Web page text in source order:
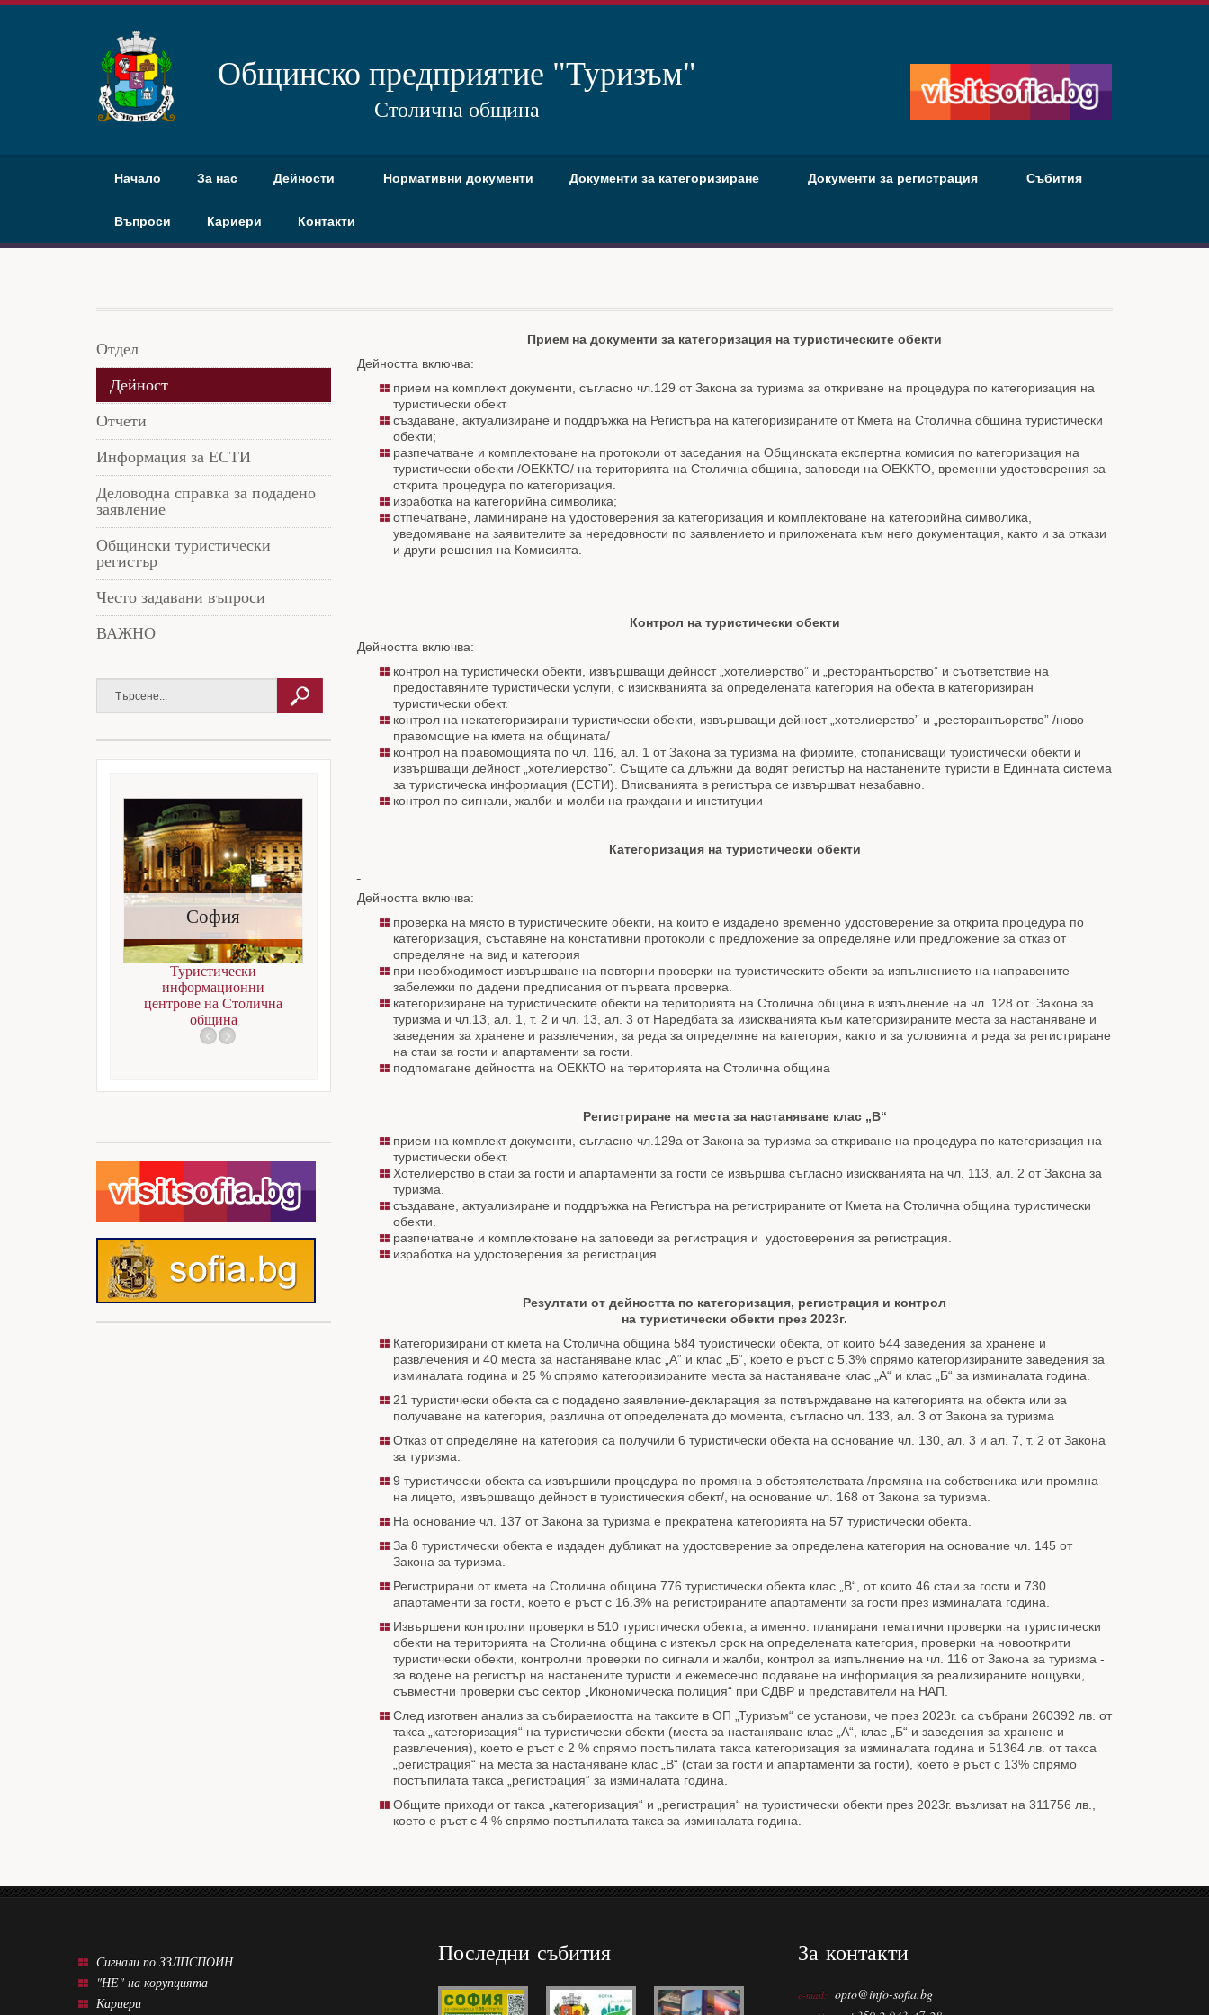
Общинско предприятие "Туризъм"
Столична община
Начало За нас Дейности Нормативни документи Документи за категоризиране Документи за регистрация Събития
Въпроси Кариери Контакти
Отдел
Дейност
Отчети
Информация за ЕСТИ
Деловодна справка за подадено
заявление
Общински туристически
регистър
Често задавани въпроси
ВАЖНО
София Ларго ЧитАлнЯта
Туристически
информационни
центрове на Столична
община
Прием на документи за категоризация на туристическите обекти
Дейността включва:
прием на комплект документи, съгласно чл.129 от Закона за туризма за откриване на процедура по категоризация на
туристически обект
създаване, актуализиране и поддръжка на Регистъра на категоризираните от Кмета на Столична община туристически
обекти;
разпечатване и комплектоване на протоколи от заседания на Общинската експертна комисия по категоризация на
туристически обекти /ОЕККТО/ на територията на Столична община, заповеди на ОЕККТО, временни удостоверения за
открита процедура по категоризация.
изработка на категорийна символика;
отпечатване, ламиниране на удостоверения за категоризация и комплектоване на категорийна символика,
уведомяване на заявителите за нередовности по заявлението и приложената към него документация, както и за откази
и други решения на Комисията.
Контрол на туристически обекти
Дейността включва:
контрол на туристически обекти, извършващи дейност „хотелиерство” и „ресторантьорство” и съответствие на
предоставяните туристически услуги, с изискванията за определената категория на обекта в категоризиран
туристически обект.
контрол на некатегоризирани туристически обекти, извършващи дейност „хотелиерство” и „ресторантьорство” /ново
правомощие на кмета на общината/
контрол на правомощията по чл. 116, ал. 1 от Закона за туризма на фирмите, стопанисващи туристически обекти и
извършващи дейност „хотелиерство”. Същите са длъжни да водят регистър на настанените туристи в Единната система
за туристическа информация (ЕСТИ). Вписванията в регистъра се извършват незабавно.
контрол по сигнали, жалби и молби на граждани и институции
Категоризация на туристически обекти
Дейността включва:
проверка на място в туристическите обекти, на които е издадено временно удостоверение за открита процедура по
категоризация, съставяне на констативни протоколи с предложение за определяне или предложение за отказ от
определяне на вид и категория
при необходимост извършване на повторни проверки на туристическите обекти за изпълнението на направените
забележки по дадени предписания от първата проверка.
категоризиране на туристическите обекти на територията на Столична община в изпълнение на чл. 128 от Законa за
туризма и чл.13, ал. 1, т. 2 и чл. 13, ал. 3 от Наредбата за изискванията към категоризираните места за настаняване и
заведения за хранене и развлечения, за реда за определяне на категория, както и за условията и реда за регистриране
на стаи за гости и апартаменти за гости.
подпомагане дейността на ОЕККТО на територията на Столична община
Регистриране на места за настаняване клас „В“
прием на комплект документи, съгласно чл.129а от Закона за туризма за откриване на процедура по категоризация на
туристически обект.
Хотелиерство в стаи за гости и апартаменти за гости се извършва съгласно изискванията на чл. 113, ал. 2 от Закона за
туризма.
създаване, актуализиране и поддръжка на Регистъра на регистрираните от Кмета на Столична община туристически
обекти.
разпечатване и комплектоване на заповеди за регистрация и удостоверения за регистрация.
изработка на удостоверения за регистрация.
Резултати от дейността по категоризация, регистрация и контрол
на туристически обекти през 2023г.
Категоризирани от кмета на Столична община 584 туристически обекта, от които 544 заведения за хранене и
развлечения и 40 места за настаняване клас „А“ и клас „Б“, което е ръст с 5.3% спрямо категоризираните заведения за
изминалата година и 25 % спрямо категоризираните места за настаняване клас „А“ и клас „Б“ за изминалата година.
21 туристически обекта са с подадено заявление-декларация за потвърждаване на категорията на обекта или за
получаване на категория, различна от определената до момента, съгласно чл. 133, ал. 3 от Закона за туризма
Отказ от определяне на категория са получили 6 туристически обекта на основание чл. 130, ал. 3 и ал. 7, т. 2 от Закона
за туризма.
9 туристически обекта са извършили процедура по промяна в обстоятелствата /промяна на собственика или промяна
на лицето, извършващо дейност в туристическия обект/, на основание чл. 168 от Закона за туризма.
На основание чл. 137 от Закона за туризма е прекратена категорията на 57 туристически обекта.
За 8 туристически обекта е издаден дубликат на удостоверение за определена категория на основание чл. 145 от
Закона за туризма.
Регистрирани от кмета на Столична община 776 туристически обекта клас „В“, от които 46 стаи за гости и 730
апартаменти за гости, което е ръст с 16.3% на регистрираните апартаменти за гости през изминалата година.
Извършени контролни проверки в 510 туристически обекта, а именно: планирани тематични проверки на туристически
обекти на територията на Столична община с изтекъл срок на определената категория, проверки на новооткрити
туристически обекти, контролни проверки по сигнали и жалби, контрол за изпълнение на чл. 116 от Закона за туризма -
за водeне на регистър на настанените туристи и ежемесечно подаване на информация за реализираните нощувки,
съвместни проверки със сектор „Икономическа полиция“ при СДВР и представители на НАП.
След изготвен анализ за събираемостта на таксите в ОП „Туризъм“ се установи, че през 2023г. са събрани 260392 лв. от
такса „категоризация“ на туристически обекти (места за настаняване клас „А“, клас „Б“ и заведения за хранене и
развлечения), което е ръст с 2 % спрямо постъпилата такса категоризация за изминалата година и 51364 лв. от такса
„регистрация“ на места за настаняване клас „В“ (стаи за гости и апартаменти за гости), което е ръст с 13% спрямо
постъпилата такса „регистрация“ за изминалата година.
Общите приходи от такса „категоризация“ и „регистрация“ на туристически обекти през 2023г. възлизат на 311756 лв.,
което е ръст с 4 % спрямо постъпилата такса за изминалата година.
Сигнали по ЗЗЛПСПОИН
"НЕ" на корупцията
Кариери
Последни събития За контакти
e-mail: opto@info-sofia.bg